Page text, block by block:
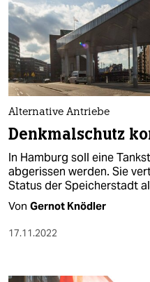
Alternative Antriebe
Denkmalschutz
In Hamburg soll eine
abgerissen werden. Sie
Status der Speicherstadt
Von Gernot Knödler
17.11.2022